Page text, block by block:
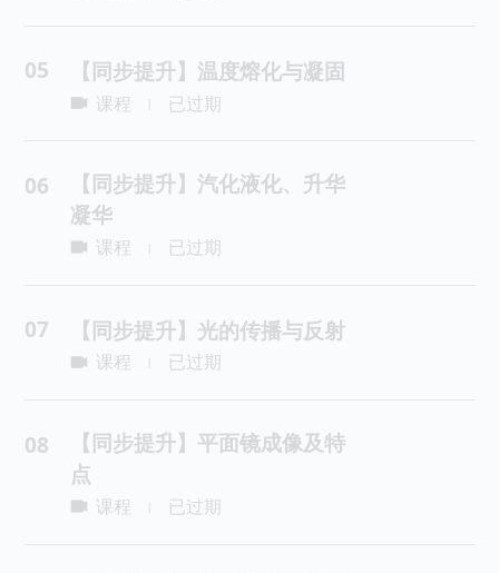
05 【同步提升】温度熔化与凝固
课程 已过期
06
【同步提升】汽化液化、升华
凝华
课程 已过期
07 【同步提升】光的传播与反射
课程 已过期
08
【同步提升】平面镜成像及特
点
课程 已过期